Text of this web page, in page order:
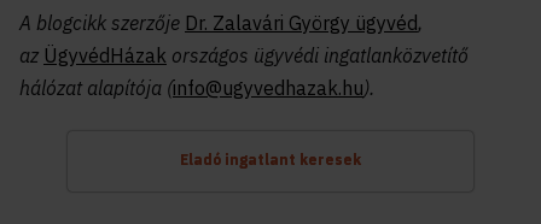
A blogcikk szerzője Dr. Zalavári György ügyvéd,
az ÜgyvédHázak országos ügyvédi ingatlanközvetítő
hálózat alapítója (info@ugyvedhazak.hu).
Eladó ingatlant keresek